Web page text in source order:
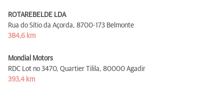
ROTAREBELDE LDA
Rua do Sítio da Açorda, 8700-173 Belmonte
384,6 km
Mondial Motors
RDC Lot no 3470, Quartier Tilila, 80000 Agadir
393,4 km